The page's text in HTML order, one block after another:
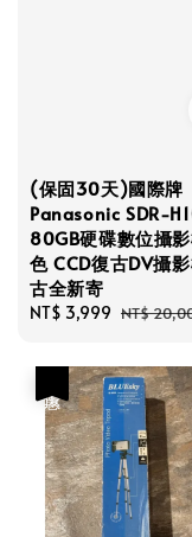
(保固30天)國際牌
Panasonic SDR-
80GB硬碟數位攝
色 CCD復古DV攝
古全新寄
Sale
NT$ 3,999 Regular
NT$